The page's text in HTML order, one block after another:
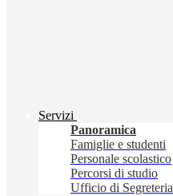
Servizi
Panoramica
Famiglie e studenti
Personale scolastico
Percorsi di studio
Ufficio di Segreteria